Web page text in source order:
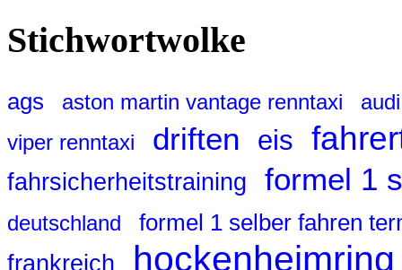
Stichwortwolke
ags aston martin vantage renntaxi
viper renntaxi
driften eis
fahrsicherheitstraining formel 1
deutschland formel 1 selber fahren
frankreich hockenheimring